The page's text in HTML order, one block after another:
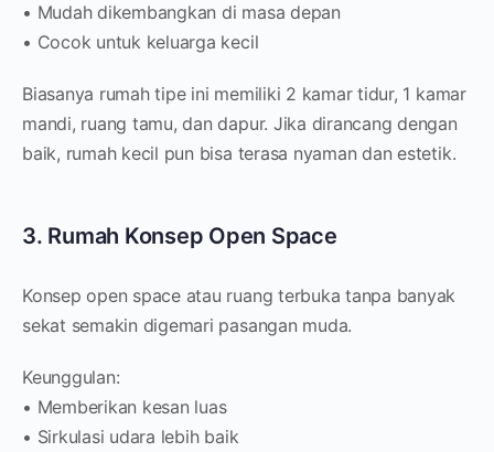
• Mudah dikembangkan di masa depan
• Cocok untuk keluarga kecil
Biasanya rumah tipe ini memiliki 2 kamar tidur, 1 kamar
mandi, ruang tamu, dan dapur. Jika dirancang dengan
baik, rumah kecil pun bisa terasa nyaman dan estetik.
3. Rumah Konsep Open Space
Konsep open space atau ruang terbuka tanpa banyak
sekat semakin digemari pasangan muda.
Keunggulan:
• Memberikan kesan luas
• Sirkulasi udara lebih baik